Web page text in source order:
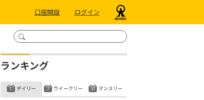
口座開設 ログイン
ランキング
デイリー ウイークリー マンスリー